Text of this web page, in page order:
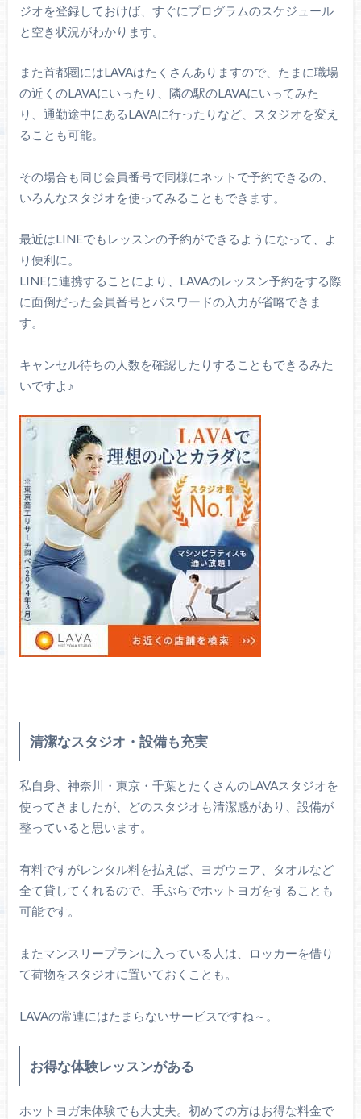
ジオを登録しておけば、すぐにプログラムのスケジュール
と空き状況がわかります。
また首都圏にはLAVAはたくさんありますので、たまに職場
の近くのLAVAにいったり、隣の駅のLAVAにいってみた
り、通勤途中にあるLAVAに行ったりなど、スタジオを変え
ることも可能。
その場合も同じ会員番号で同様にネットで予約できるの、
いろんなスタジオを使ってみることもできます。
最近はLINEでもレッスンの予約ができるようになって、よ
り便利に。
LINEに連携することにより、LAVAのレッスン予約をする際
に面倒だった会員番号とパスワードの入力が省略できま
す。
キャンセル待ちの人数を確認したりすることもできるみた
いですよ♪
清潔なスタジオ・設備も充実
私自身、神奈川・東京・千葉とたくさんのLAVAスタジオを
使ってきましたが、どのスタジオも清潔感があり、設備が
整っていると思います。
有料ですがレンタル料を払えば、ヨガウェア、タオルなど
全て貸してくれるので、手ぶらでホットヨガをすることも
可能です。
またマンスリープランに入っている人は、ロッカーを借り
て荷物をスタジオに置いておくことも。
LAVAの常連にはたまらないサービスですね～。
お得な体験レッスンがある
ホットヨガ未体験でも大丈夫。初めての方はお得な料金で